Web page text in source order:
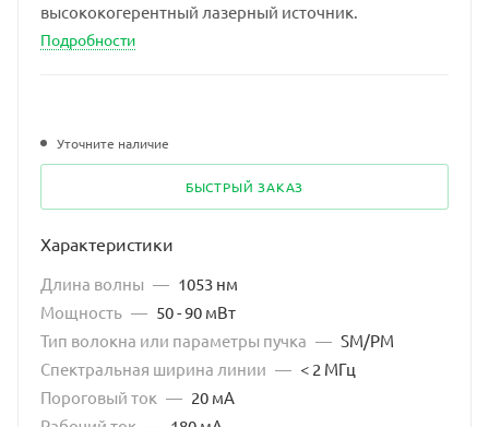
высококогерентный лазерный источник.
Подробности
Уточните наличие
БЫСТРЫЙ ЗАКАЗ
Характеристики
Длина волны — 1053 нм
Мощность — 50 - 90 мВт
Тип волокна или параметры пучка — SM/PM
Спектральная ширина линии — < 2 МГц
Пороговый ток — 20 мА